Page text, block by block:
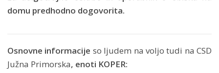
domu predhodno dogovorita.
Osnovne informacije so ljudem na voljo tudi na CSD
Južna Primorska, enoti KOPER: